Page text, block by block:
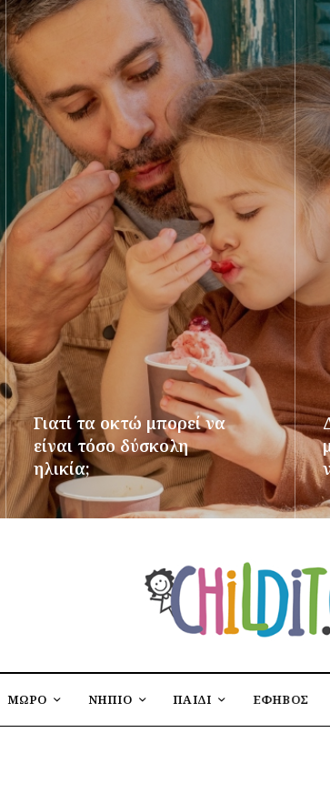
Γιατί τα οκτώ μπορεί να
είναι τόσο δύσκολη
ηλικία;
ΠΕΡΙΣΣΌΤΕΡΑ
ΜΩΡΟ ΝΗΠΙΟ ΠΑΙΔΙ ΕΦΗΒΟΣ